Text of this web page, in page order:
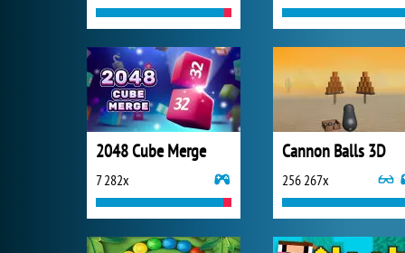
2048 Cube Merge
7 282x
Cannon Balls 3D
256 267x